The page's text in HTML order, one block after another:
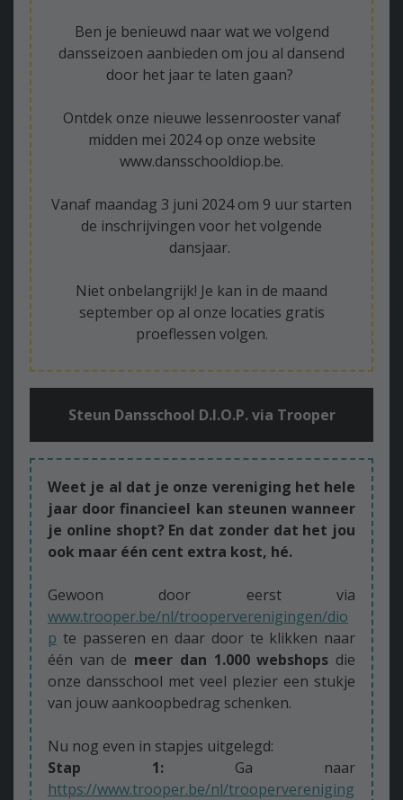
Ben je benieuwd naar wat we volgend
dansseizoen aanbieden om jou al dansend
door het jaar te laten gaan?
Ontdek onze nieuwe lessenrooster vanaf
midden mei 2024 op onze website
www.dansschooldiop.be.
Vanaf maandag 3 juni 2024 om 9 uur starten
de inschrijvingen voor het volgende
dansjaar.
Niet onbelangrijk! Je kan in de maand
september op al onze locaties gratis
proeflessen volgen.
Steun Dansschool D.I.O.P. via Trooper
Weet je al dat je onze vereniging het hele
jaar door financieel kan steunen wanneer
je online shopt? En dat zonder dat het jou
ook maar één cent extra kost, hé.
Gewoon door eerst via
www.trooper.be/nl/trooperverenigingen/dio
p te passeren en daar door te klikken naar
één van de meer dan 1.000 webshops die
onze dansschool met veel plezier een stukje
van jouw aankoopbedrag schenken.
Nu nog even in stapjes uitgelegd:
Stap 1: Ga naar
https://www.trooper.be/nl/troopervereniging